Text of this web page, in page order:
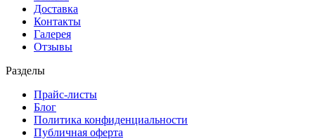
Доставка
Контакты
Галерея
Отзывы
Разделы
Прайс-листы
Блог
Политика конфиденциальности
Публичная оферта